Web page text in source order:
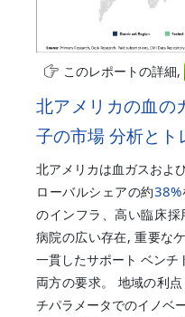
このレポートの詳細,
北アメリカの血の
子の市場 分析とト
北アメリカは血ガスおよ
ローバルシェアの約38%
のインフラ、高い臨床採
病院の広い存在, 重要な
一貫したサポート ベンチ
両方の要求。 地域の利
チパラメータでのイノベ